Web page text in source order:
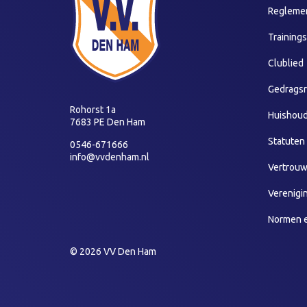
Rohorst 1a
7683 PE Den Ham
0546-671666
info@vvdenham.nl
Clublied
Statuten
Normen
© 2026 VV Den Ham